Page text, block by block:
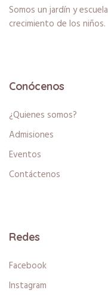
Somos un jardín y
crecimiento de los niños.
Conócenos
¿Quienes somos?
Admisiones
Eventos
Contáctenos
Redes
Facebook
Instagram